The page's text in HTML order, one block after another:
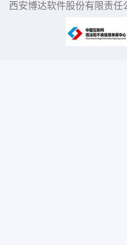
西安博达软件股份有限责